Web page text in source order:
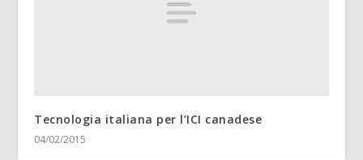
Tecnologia italiana per l’ICI canadese
04/02/2015